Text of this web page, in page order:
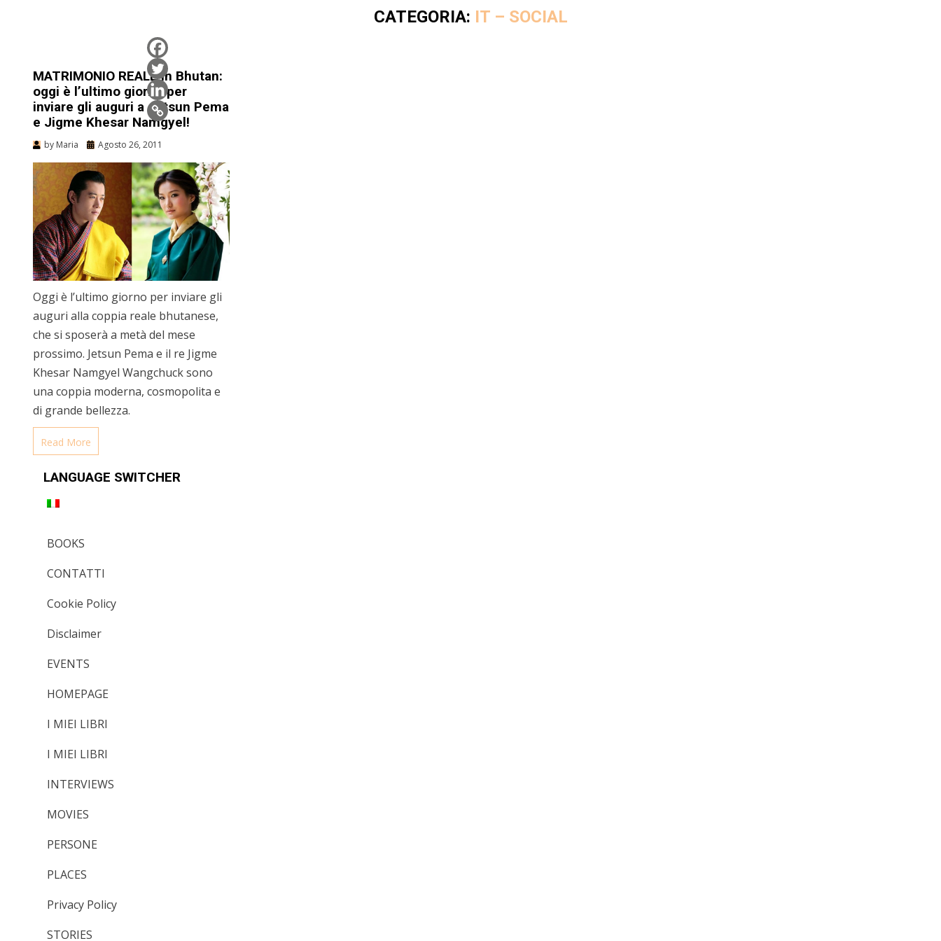
CATEGORIA: IT – SOCIAL
MATRIMONIO REALE in Bhutan:
oggi è l’ultimo giorno per
inviare gli auguri a Jetsun Pema
e Jigme Khesar Namgyel!
by Maria Agosto 26, 2011
Oggi è l’ultimo giorno per inviare gli
auguri alla coppia reale bhutanese,
che si sposerà a metà del mese
prossimo. Jetsun Pema e il re Jigme
Khesar Namgyel Wangchuck sono
una coppia moderna, cosmopolita e
di grande bellezza.
Read More
LANGUAGE SWITCHER
BOOKS
CONTATTI
Cookie Policy
Disclaimer
EVENTS
HOMEPAGE
I MIEI LIBRI
I MIEI LIBRI
INTERVIEWS
MOVIES
PERSONE
PLACES
Privacy Policy
STORIES